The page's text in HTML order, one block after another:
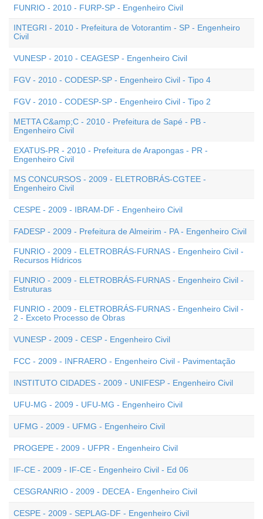
FUNRIO - 2010 - FURP-SP - Engenheiro Civil
INTEGRI - 2010 - Prefeitura de Votorantim - SP - Engenheiro
Civil
VUNESP - 2010 - CEAGESP - Engenheiro Civil
FGV - 2010 - CODESP-SP - Engenheiro Civil - Tipo 4
FGV - 2010 - CODESP-SP - Engenheiro Civil - Tipo 2
METTA C&amp;C - 2010 - Prefeitura de Sapé - PB -
Engenheiro Civil
EXATUS-PR - 2010 - Prefeitura de Arapongas - PR -
Engenheiro Civil
MS CONCURSOS - 2009 - ELETROBRÁS-CGTEE -
Engenheiro Civil
CESPE - 2009 - IBRAM-DF - Engenheiro Civil
FADESP - 2009 - Prefeitura de Almeirim - PA - Engenheiro Civil
FUNRIO - 2009 - ELETROBRÁS-FURNAS - Engenheiro Civil -
Recursos Hídricos
FUNRIO - 2009 - ELETROBRÁS-FURNAS - Engenheiro Civil -
Estruturas
FUNRIO - 2009 - ELETROBRÁS-FURNAS - Engenheiro Civil -
2 - Exceto Processo de Obras
VUNESP - 2009 - CESP - Engenheiro Civil
FCC - 2009 - INFRAERO - Engenheiro Civil - Pavimentação
INSTITUTO CIDADES - 2009 - UNIFESP - Engenheiro Civil
UFU-MG - 2009 - UFU-MG - Engenheiro Civil
UFMG - 2009 - UFMG - Engenheiro Civil
PROGEPE - 2009 - UFPR - Engenheiro Civil
IF-CE - 2009 - IF-CE - Engenheiro Civil - Ed 06
CESGRANRIO - 2009 - DECEA - Engenheiro Civil
CESPE - 2009 - SEPLAG-DF - Engenheiro Civil